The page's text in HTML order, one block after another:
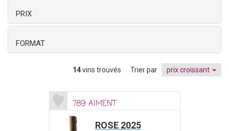
PRIX
FORMAT
14vins trouvés Trier par prix croissant
789 AIMENT
ROSE 2025